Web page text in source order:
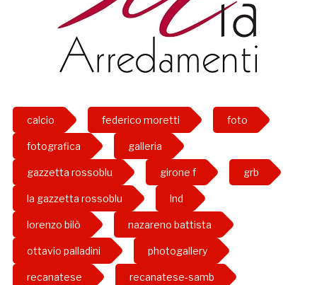
calcio federico moretti foto
fotografica galleria
gazzetta rossoblu girone f grb
la gazzetta rossoblu lnd
lorenzo bilò nazareno battista
ottavio palladini photogallery
recanatese recanatese-samb